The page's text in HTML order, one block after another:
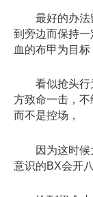
最好的办法留
到旁边而保持
血的布甲为目标
看似抢头行为
方致命一击，不
而不是控场，
因为这时候大
意识的BX会开